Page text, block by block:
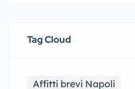
Tag Cloud
Affitti brevi Napoli